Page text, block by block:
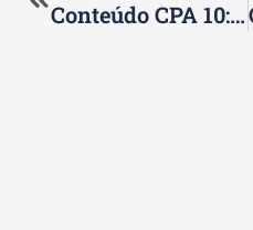
Conteúdo CPA 10: Exploração Completa Do Que É Abordado.